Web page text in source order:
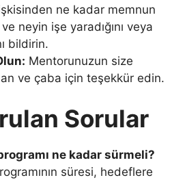
ne kadar memnun
neyin işe yaradığını veya
bildirin.
Mentorunuzun size
ve çaba için teşekkür edin.
Sorular
ne kadar sürmeli?
süresi, hedeflere